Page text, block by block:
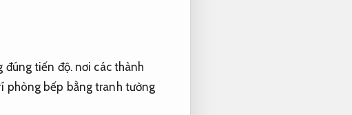
đúng tiến độ.nơi các thành
phòng bếp bằng tranh tường